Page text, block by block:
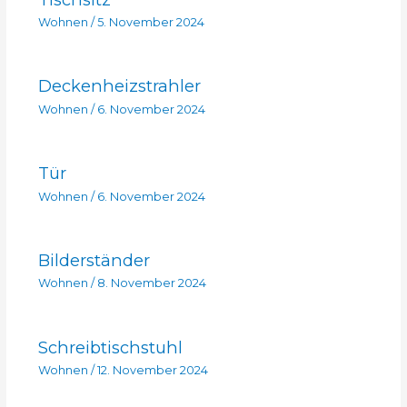
Wohnen / 5. November 2024
Deckenheizstrahler
Wohnen / 6. November 2024
Tür
Wohnen / 6. November 2024
Bilderständer
Wohnen / 8. November 2024
Schreibtischstuhl
Wohnen / 12. November 2024